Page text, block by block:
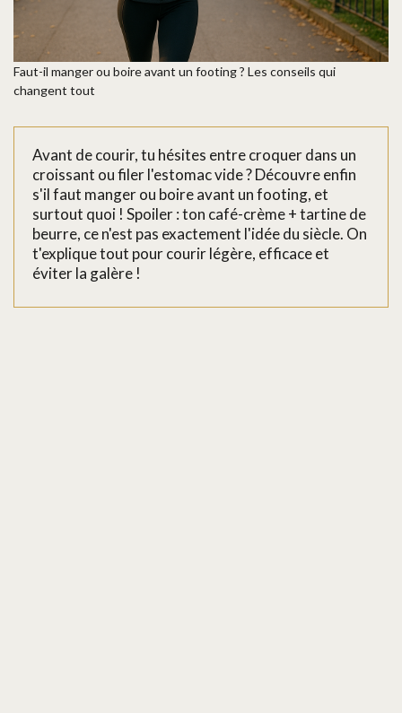
Faut-il manger ou boire avant un footing ? Les conseils qui
changent tout
Avant de courir, tu hésites entre croquer dans un
croissant ou filer l'estomac vide ? Découvre enfin
s'il faut manger ou boire avant un footing, et
surtout quoi ! Spoiler : ton café-crème + tartine de
beurre, ce n'est pas exactement l'idée du siècle. On
t'explique tout pour courir légère, efficace et
éviter la galère !